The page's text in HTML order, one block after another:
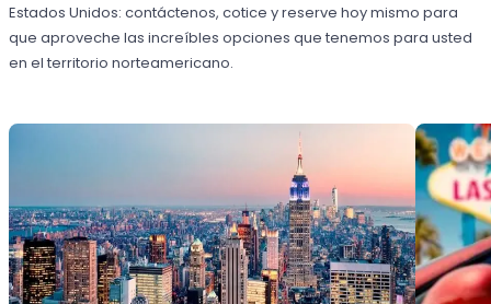
Estados Unidos: contáctenos, cotice y reserve hoy mismo para
que aproveche las increíbles opciones que tenemos para usted
en el territorio norteamericano.